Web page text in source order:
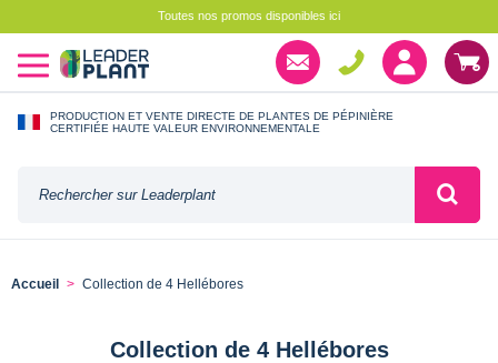
Toutes nos promos disponibles ici
PRODUCTION ET VENTE DIRECTE DE PLANTES DE PÉPINIÈRE
CERTIFIÉE HAUTE VALEUR ENVIRONNEMENTALE
Accueil Collection de 4 Hellébores
Collection de 4 Hellébores